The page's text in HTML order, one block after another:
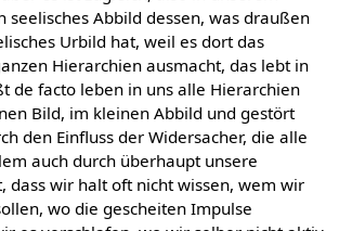
seelisches Abbild dessen, was draußen
Urbild hat, weil es dort das
Hierarchien ausmacht, das lebt in
de facto leben in uns alle Hierarchien
Bild, im kleinen Abbild und gestört
den Einfluss der Widersacher, die alle
auch durch überhaupt unsere
dass wir halt oft nicht wissen, wem wir
wo die gescheiten Impulse